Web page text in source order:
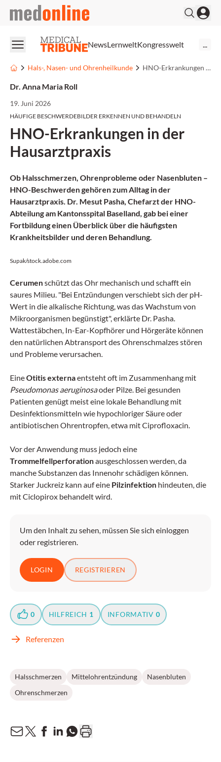
medonline
NewsLernweltKongresswelt
Hals-, Nasen- und Ohrenheilkunde HNO-Erkrankungen in der Hausarztpraxis
Dr. Anna Maria Roll
19. Juni 2026
HÄUFIGE BESCHWERDEBILDER ERKENNEN UND BEHANDELN
HNO-Erkrankungen in der
Hausarztpraxis
Ob Halsschmerzen, Ohrenprobleme oder Nasenbluten –
HNO-Beschwerden gehören zum Alltag in der
Hausarztpraxis. Dr. Mesut Pasha, Chefarzt der HNO-
Abteilung am Kantonsspital Baselland, gab bei einer
Fortbildung einen Überblick über die häufigsten
Krankheitsbilder und deren Behandlung.
Supak/stock.adobe.com
Cerumenschützt das Ohr mechanisch und schafft ein
saures Milieu. "Bei Entzündungen verschiebt sich der pH-
Wert in die alkalische Richtung, was das Wachstum von
Mikroorganismen begünstigt", erklärte Dr. Pasha.
Wattestäbchen, In-Ear-Kopfhörer und Hörgeräte können
den natürlichen Abtransport des Ohrenschmalzes stören
und Probleme verursachen.
EineOtitis externaentsteht oft im Zusammenhang mit
Pseudomonas aeruginosaoder Pilze. Bei gesunden
Patienten genügt meist eine lokale Behandlung mit
Desinfektionsmitteln wie hypochloriger Säure oder
antibiotischen Ohrentropfen, etwa mit Ciprofloxacin.
Vor der Anwendung muss jedoch eine
Trommelfellperforationausgeschlossen werden, da
manche Substanzen das Innenohr schädigen können.
Starker Juckreiz kann auf eine Pilzinfektion hindeuten, die
mit Ciclopirox behandelt wird.
Um den Inhalt zu sehen, müssen Sie sich einloggen
oder registrieren.
LOGIN REGISTRIEREN
0 HILFREICH 1 INFORMATIV 0
Referenzen
Halsschmerzen Mittelohrentzündung
Nasenbluten
Ohrenschmerzen